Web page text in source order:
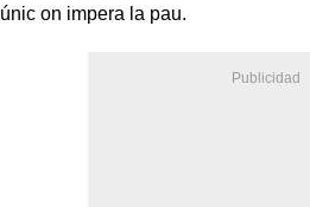
únic on impera la pau.